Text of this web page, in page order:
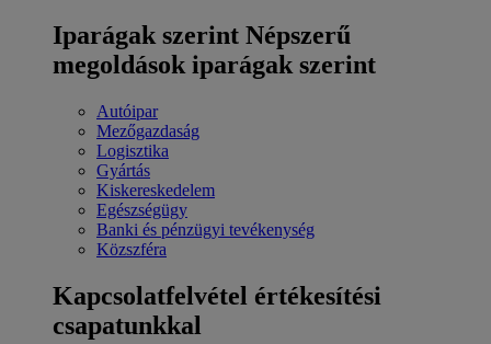
Iparágak szerint Népszerű
megoldások iparágak szerint
Autóipar
Mezőgazdaság
Logisztika
Gyártás
Kiskereskedelem
Egészségügy
Banki és pénzügyi tevékenység
Közszféra
Kapcsolatfelvétel értékesítési
csapatunkkal